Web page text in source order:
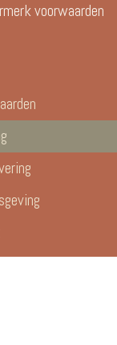
voorwaarden